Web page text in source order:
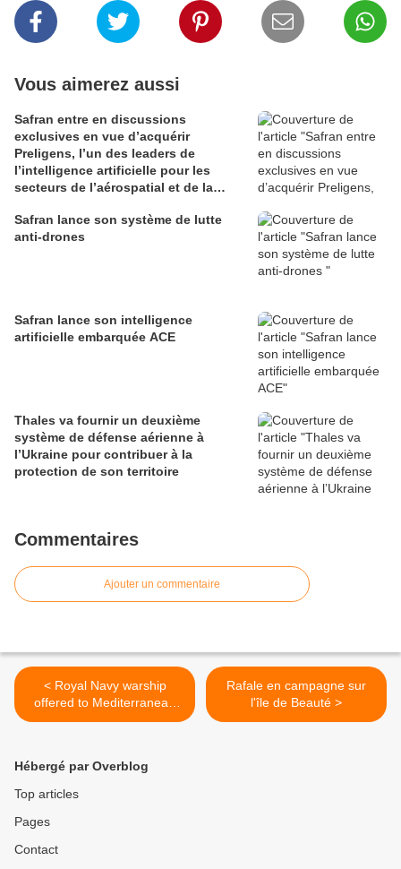
Vous aimerez aussi
Safran entre en discussions
exclusives en vue d’acquérir
Preligens, l’un des leaders de
l’intelligence artificielle pour les
secteurs de l’aérospatial et de la
Safran lance son système de lutte
anti-drones
Safran lance son intelligence
artificielle embarquée ACE
Thales va fournir un deuxième
système de défense aérienne à
l’Ukraine pour contribuer à la
protection de son territoire
Commentaires
Ajouter un commentaire
< Royal Navy warship
offered to Mediterranean
anti-smuggling mission
Rafale en campagne sur
l'île de Beauté >
Hébergé par Overblog
Top articles
Pages
Contact